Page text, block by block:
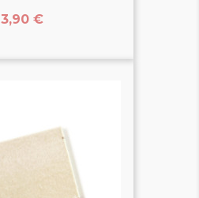
Prix
3,90 €